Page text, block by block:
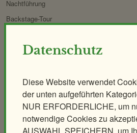
Datenschutz
Diese Website verwendet
der unten aufgeführten
NUR ERFORDERLICHE, um
notwendige Cookies zu
AUSWAHL SPEICHERN, um
Nachtführung
Backstage-Tour
Aqua-Forschungsstation
PANDAstisches Erlebnis
Birding im Zoo
Demenzfreundlicher Rundgang